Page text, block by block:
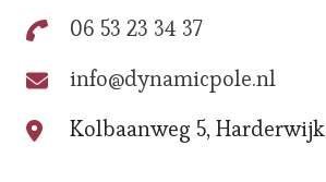
06 53 23 34 37
info@dynamicpole.nl
Kolbaanweg 5,